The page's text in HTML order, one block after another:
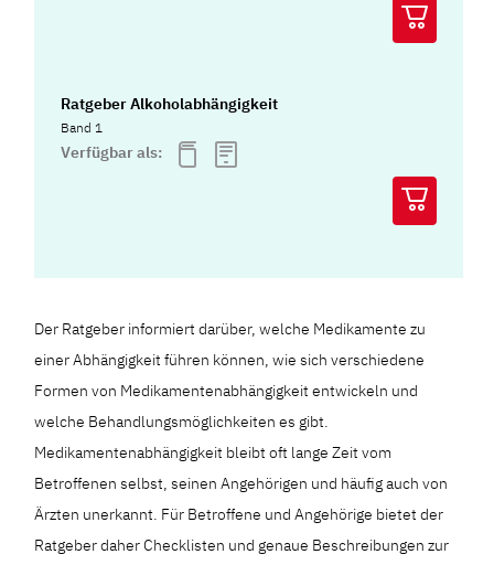
Ratgeber Alkoholabhängigkeit
Band 1
Verfügbar als:
Der Ratgeber informiert darüber, welche Medikamente zu
einer Abhängigkeit führen können, wie sich verschiedene
Formen von Medikamentenabhängigkeit entwickeln und
welche Behandlungsmöglichkeiten es gibt.
Medikamentenabhängigkeit bleibt oft lange Zeit vom
Betroffenen selbst, seinen Angehörigen und häufig auch von
Ärzten unerkannt. Für Betroffene und Angehörige bietet der
Ratgeber daher Checklisten und genaue Beschreibungen zur